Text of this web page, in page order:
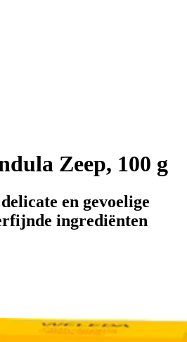
Zeep, 100 g
en gevoelige
ingrediënten